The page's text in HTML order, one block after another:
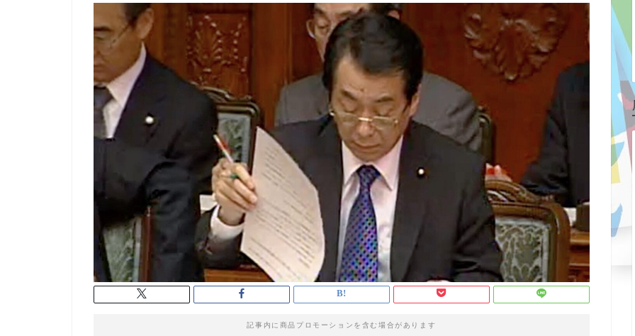
記事内に商品プロモーションを含む場合があります